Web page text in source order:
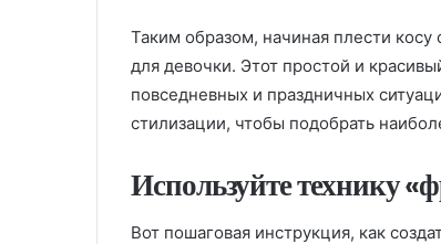
Таким образом, начиная плести
для девочки. Этот простой и
повседневных и праздничных
стилизации, чтобы подобрать
Используйте технику
Вот пошаговая инструкция, как